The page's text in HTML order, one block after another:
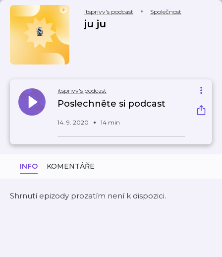
itsprivv's podcast Společnost
ju ju
itsprivv's podcast
Poslechněte si podcast
14. 9. 2020 14 min
INFO KOMENTÁŘE
Shrnutí epizody prozatím není k dispozici.